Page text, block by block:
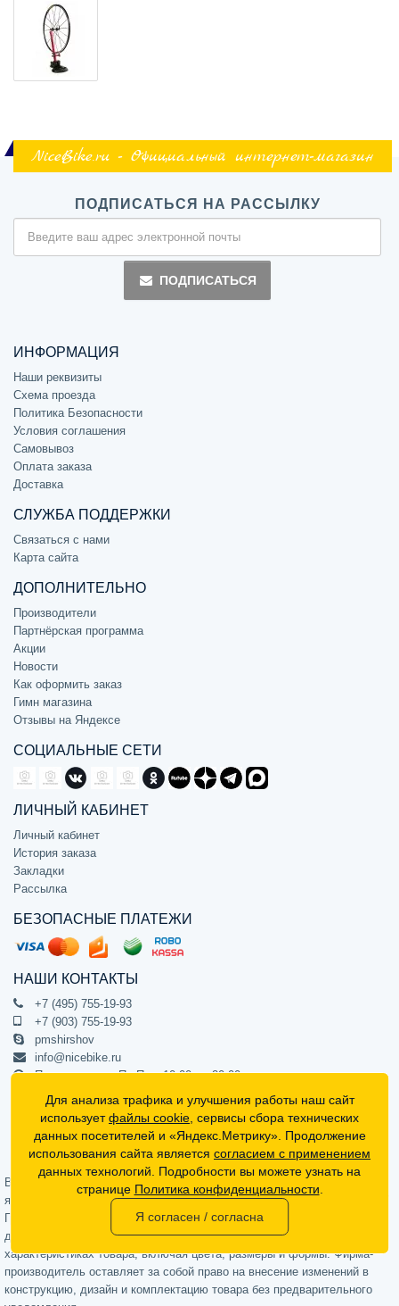
NiceBike.ru - Официальный интернет-магазин
ПОДПИСАТЬСЯ НА РАССЫЛКУ
ПОДПИСАТЬСЯ
ИНФОРМАЦИЯ
Наши реквизиты
Схема проезда
Политика Безопасности
Условия соглашения
Самовывоз
Оплата заказа
Доставка
СЛУЖБА ПОДДЕРЖКИ
Связаться с нами
Карта сайта
ДОПОЛНИТЕЛЬНО
Производители
Партнёрская программа
Акции
Новости
Как оформить заказ
Гимн магазина
Отзывы на Яндексе
СОЦИАЛЬНЫЕ СЕТИ
ЛИЧНЫЙ КАБИНЕТ
Личный кабинет
История заказа
Закладки
Рассылка
БЕЗОПАСНЫЕ ПЛАТЕЖИ
НАШИ КОНТАКТЫ
+7 (495) 755-19-93
+7 (903) 755-19-93
pmshirshov
info@nicebike.ru
Прием звонков Пн-Пт с 10:00 до 20:00
ПВЗ Пн-Пт с 10:00 до 20:00
г. Москва, ул. Барклая 13с1
подъезд 1, цокольный этаж, офис 1
Официальный интернет-магазин NiceBike © 2012 - 2026
Вся информация на сайте носит ознакомительный характер, не
является публичной офертой (определяемой положениями Статьи 437
Гражданского кодекса РФ) и не может в полной мере передавать
достоверную информацию о свойствах, комплектации и
характеристиках товара, включая цвета, размеры и формы. Фирма-
производитель оставляет за собой право на внесение изменений в
конструкцию, дизайн и комплектацию товара без предварительного
Для анализа трафика и улучшения работы наш сайт
используетфайлы cookie , сервисы сбора технических
данных посетителей и «Яндекс.Метрику». Продолжение
использования сайта является согласием с применением
данных технологий. Подробности вы можете узнать на
странице Политика конфиденциальности
Я согласен / согласна